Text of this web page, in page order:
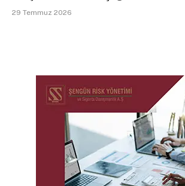
29 Temmuz 2026